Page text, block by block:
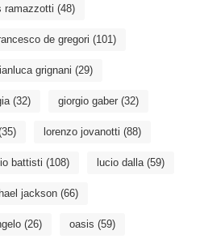
ramazzotti (48)
de gregori (101)
grignani (29)
(32) giorgio gaber(32)
lorenzo jovanotti (88)
battisti (108) lucio dalla(59)
jackson(66)
(26) oasis (59)